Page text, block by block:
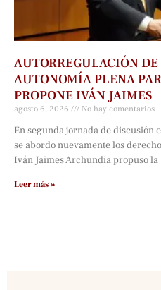
AUTORREGULACIÓN
AUTONOMÍA PLENA
PROPONE IVÁN JAIMES
agosto 6, 2026 No hay comentarios
En segunda jornada de discusión
se abordo nuevamente los
Iván Jaimes Archundia propuso la
Leer más »